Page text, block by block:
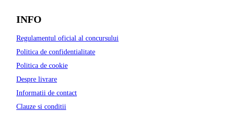
INFO
Regulamentul oficial al concursului
Politica de confidentialitate
Politica de cookie
Despre livrare
Informatii de contact
Clauze si conditii